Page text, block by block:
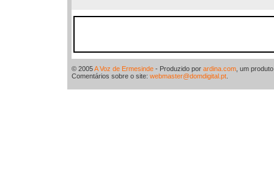
© 2005A Voz de Ermesinde - Produzido por ardina.com , um
Comentários sobre o site: webmaster@domdigital.pt